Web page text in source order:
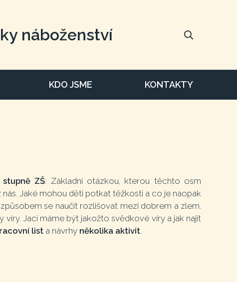
náboženství
KDO JSME KONTAKTY
ZŠ. Základní otázkou, kterou těchto osm
Jaké mohou děti potkat těžkosti a co je naopak
se naučit rozlišovat mezi dobrem a zlem.
Jací máme být jakožto svědkové víry a jak najít
list a návrhy několika aktivit.